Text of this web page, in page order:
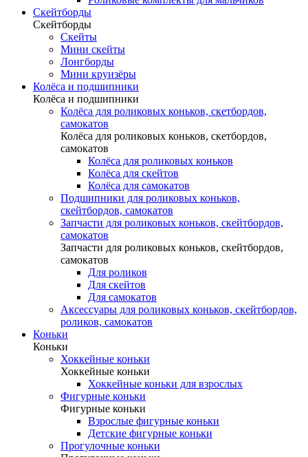
Скейтборды
Скейтборды
Скейты
Мини скейты
Лонгборды
Мини круизёры
Колёса и подшипники
Колёса и подшипники
Колёса для роликовых коньков, скетбордов,
самокатов
Колёса для роликовых коньков, скетбордов,
самокатов
Колёса для роликовых коньков
Колёса для скейтов
Колёса для самокатов
Подшипники для роликовых коньков,
скейтбордов, самокатов
Запчасти для роликовых коньков, скейтбордов,
самокатов
Запчасти для роликовых коньков, скейтбордов,
самокатов
Для роликов
Для скейтов
Для самокатов
Аксессуары для роликовых коньков, скейтбордов,
роликов, самокатов
Коньки
Коньки
Хоккейные коньки
Хоккейные коньки
Хоккейные коньки для взрослых
Фигурные коньки
Фигурные коньки
Взрослые фигурные коньки
Детские фигурные коньки
Прогулочные коньки